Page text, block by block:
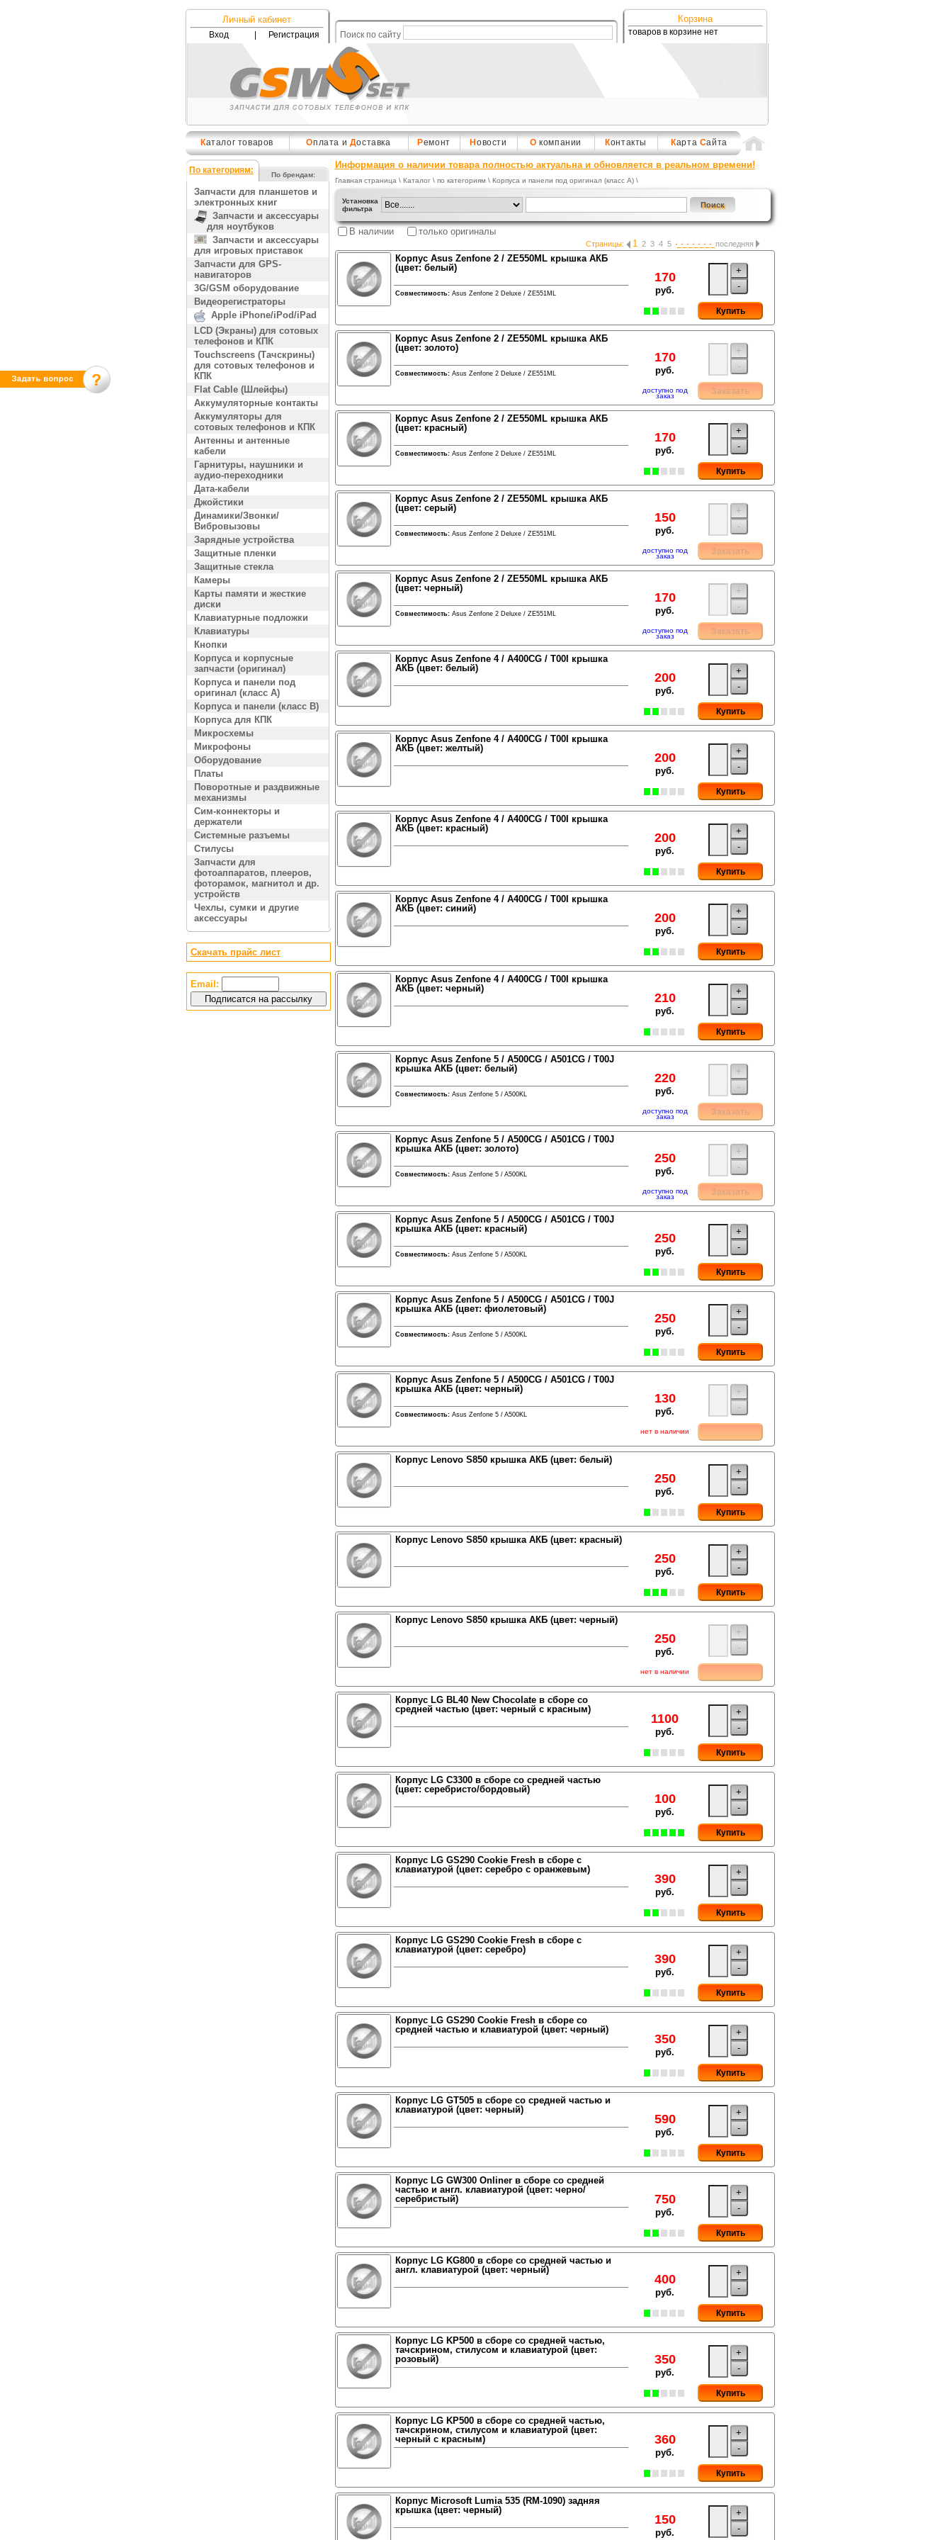
Личный кабинет
Вход Регистрация Поиск по сайту
Корзина
товаров в корзине нет
Каталог товаров Оплата и Доставка Ремонт Н овости О компании Контакты Карта Сайта
По категориям: По брендам:
Запчасти для планшетов и
электронных книг
Запчасти и аксессуары
для ноутбуков
Запчасти и аксессуары
для игровых приставок
Запчасти для GPS-
навигаторов
3G/GSM оборудование
Видеорегистраторы
Apple iPhone/iPod/iPad
LCD (Экраны) для сотовых
телефонов и КПК
Touchscreens (Тачскрины)
для сотовых телефонов и
КПК
Flat Cable (Шлейфы)
Аккумуляторные контакты
Аккумуляторы для
сотовых телефонов и КПК
Антенны и антенные
кабели
Гарнитуры, наушники и
аудио-переходники
Дата-кабели
Джойстики
Динамики/Звонки/
Вибровызовы
Зарядные устройства
Защитные пленки
Защитные стекла
Камеры
Карты памяти и жесткие
диски
Клавиатурные подложки
Клавиатуры
Кнопки
Корпуса и корпусные
запчасти (оригинал)
Корпуса и панели под
оригинал (класс A)
Корпуса и панели (класс B)
Корпуса для КПК
Микросхемы
Микрофоны
Оборудование
Платы
Поворотные и раздвижные
механизмы
Сим-коннекторы и
держатели
Системные разъемы
Стилусы
Запчасти для
фотоаппаратов, плееров,
фоторамок, магнитол и др.
устройств
Чехлы, сумки и другие
аксессуары
Скачать прайс лист
Email:
Информация о наличии товара полностью актуальна и обновляется в реальном времени!
Главная страница \ Каталог\ по категориям \ Корпуса и панели под оригинал (класс A)\
Установка
фильтра
В наличии только оригиналы
Страницы: 1 2 3 4 5 последняя
Корпус Asus Zenfone 2 / ZE550ML крышка АКБ
(цвет: белый)
Совместимость: Asus Zenfone 2 Deluxe / ZE551ML
170
руб.
+
-
Купить
Корпус Asus Zenfone 2 / ZE550ML крышка АКБ
(цвет: золото)
Совместимость: Asus Zenfone 2 Deluxe / ZE551ML
170
руб.
доступно под
заказ
+
-
Заказать
Корпус Asus Zenfone 2 / ZE550ML крышка АКБ
(цвет: красный)
Совместимость: Asus Zenfone 2 Deluxe / ZE551ML
170
руб.
+
-
Купить
Корпус Asus Zenfone 2 / ZE550ML крышка АКБ
(цвет: серый)
Совместимость: Asus Zenfone 2 Deluxe / ZE551ML
150
руб.
доступно под
заказ
+
-
Заказать
Корпус Asus Zenfone 2 / ZE550ML крышка АКБ
(цвет: черный)
Совместимость: Asus Zenfone 2 Deluxe / ZE551ML
170
руб.
доступно под
заказ
+
-
Заказать
Корпус Asus Zenfone 4 / A400CG / T00I крышка
АКБ (цвет: белый)
200
руб.
+
-
Купить
Корпус Asus Zenfone 4 / A400CG / T00I крышка
АКБ (цвет: желтый)
200
руб.
+
-
Купить
Корпус Asus Zenfone 4 / A400CG / T00I крышка
АКБ (цвет: красный)
200
руб.
+
-
Купить
Корпус Asus Zenfone 4 / A400CG / T00I крышка
АКБ (цвет: синий)
200
руб.
+
-
Купить
Корпус Asus Zenfone 4 / A400CG / T00I крышка
АКБ (цвет: черный)
210
руб.
+
-
Купить
Корпус Asus Zenfone 5 / A500CG / A501CG / T00J
крышка АКБ (цвет: белый)
Совместимость: Asus Zenfone 5 / A500KL
220
руб.
доступно под
заказ
+
-
Заказать
Корпус Asus Zenfone 5 / A500CG / A501CG / T00J
крышка АКБ (цвет: золото)
Совместимость: Asus Zenfone 5 / A500KL
250
руб.
доступно под
заказ
+
-
Заказать
Корпус Asus Zenfone 5 / A500CG / A501CG / T00J
крышка АКБ (цвет: красный)
Совместимость: Asus Zenfone 5 / A500KL
250
руб.
+
-
Купить
Корпус Asus Zenfone 5 / A500CG / A501CG / T00J
крышка АКБ (цвет: фиолетовый)
Совместимость: Asus Zenfone 5 / A500KL
250
руб.
+
-
Купить
Корпус Asus Zenfone 5 / A500CG / A501CG / T00J
крышка АКБ (цвет: черный)
Совместимость: Asus Zenfone 5 / A500KL
130
руб.
нет в наличии
+
-
Корпус Lenovo S850 крышка АКБ (цвет: белый)
250
руб.
+
-
Купить
Корпус Lenovo S850 крышка АКБ (цвет: красный)
250
руб.
+
-
Купить
Корпус Lenovo S850 крышка АКБ (цвет: черный)
250
руб.
нет в наличии
+
-
Корпус LG BL40 New Chocolate в сборе со
средней частью (цвет: черный с красным)
1100
руб.
+
-
Купить
Корпус LG C3300 в сборе со средней частью
(цвет: серебристо/бордовый)
100
руб.
+
-
Купить
Корпус LG GS290 Cookie Fresh в сборе с
клавиатурой (цвет: серебро с оранжевым)
390
руб.
+
-
Купить
Корпус LG GS290 Cookie Fresh в сборе с
клавиатурой (цвет: серебро)
390
руб.
+
-
Купить
Корпус LG GS290 Cookie Fresh в сборе со
средней частью и клавиатурой (цвет: черный)
350
руб.
+
-
Купить
Корпус LG GT505 в сборе со средней частью и
клавиатурой (цвет: черный)
590
руб.
+
-
Купить
Корпус LG GW300 Onliner в сборе со средней
частью и англ. клавиатурой (цвет: черно/
серебристый)
750
руб.
+
-
Купить
Корпус LG KG800 в сборе со средней частью и
англ. клавиатурой (цвет: черный)
400
руб.
+
-
Купить
Корпус LG KP500 в сборе со средней частью,
тачскрином, стилусом и клавиатурой (цвет:
розовый)
350
руб.
+
-
Купить
Корпус LG KP500 в сборе со средней частью,
тачскрином, стилусом и клавиатурой (цвет:
черный с красным)
360
руб.
+
-
Купить
Корпус Microsoft Lumia 535 (RM-1090) задняя
крышка (цвет: черный)
150
руб.
+
-